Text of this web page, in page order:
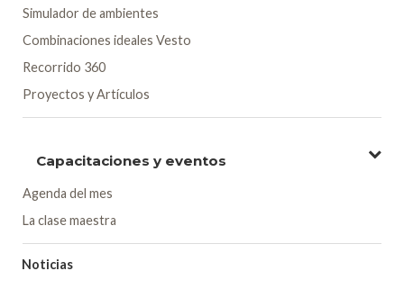
Simulador de ambientes
Combinaciones ideales Vesto
Recorrido 360
Proyectos y Artículos
Capacitaciones y eventos
Agenda del mes
La clase maestra
Noticias